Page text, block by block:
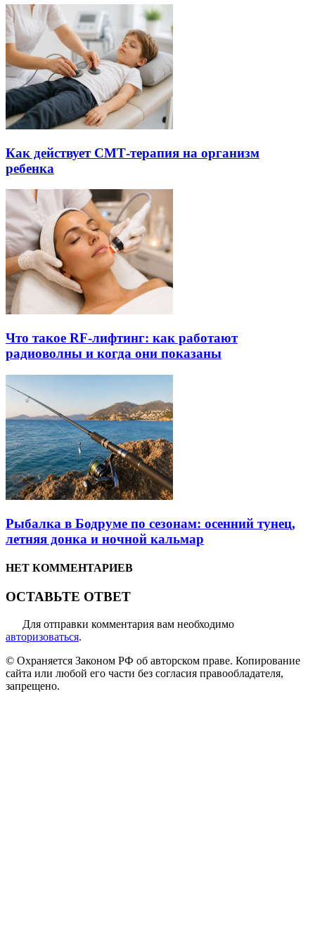
Как действует СМТ-терапия на организм
ребенка
Что такое RF-лифтинг: как работают
радиоволны и когда они показаны
Рыбалка в Бодруме по сезонам: осенний тунец,
летняя донка и ночной кальмар
НЕТ КОММЕНТАРИЕВ
ОСТАВЬТЕ ОТВЕТ
Для отправки комментария вам необходимо
авторизоваться.
© Охраняется Законом РФ об авторском праве. Копирование
сайта или любой его части без согласия правообладателя,
запрещено.